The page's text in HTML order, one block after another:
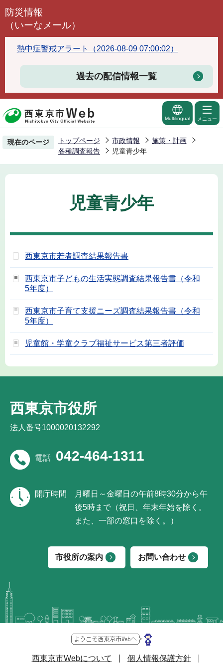
こ
頭
で
防災情報
（いーなメール）
熱中症警戒アラート（2026-08-09 07:00:02）
過去の配信情報一覧
Multilingual メニュー
現在のページ トップページ 市政情報
施策・計画
各種調査報告
児童青少年
児童青少年
西東京市若者調査結果報告書
西東京市子どもの生活実態調査結果報告書（令和
5年度）
西東京市子育て支援ニーズ調査結果報告書（令和
5年度）
児童館・学童クラブ福祉サービス第三者評価
西東京市役所
法人番号1000020132292
電話 042-464-1311
開庁時間
月曜日～金曜日の午前8時30分から午
後5時まで（祝日、年末年始を除く。
また、一部の窓口を除く。）
市役所の案内 お問い合わせ
西東京市Webについて 個人情報保護方針